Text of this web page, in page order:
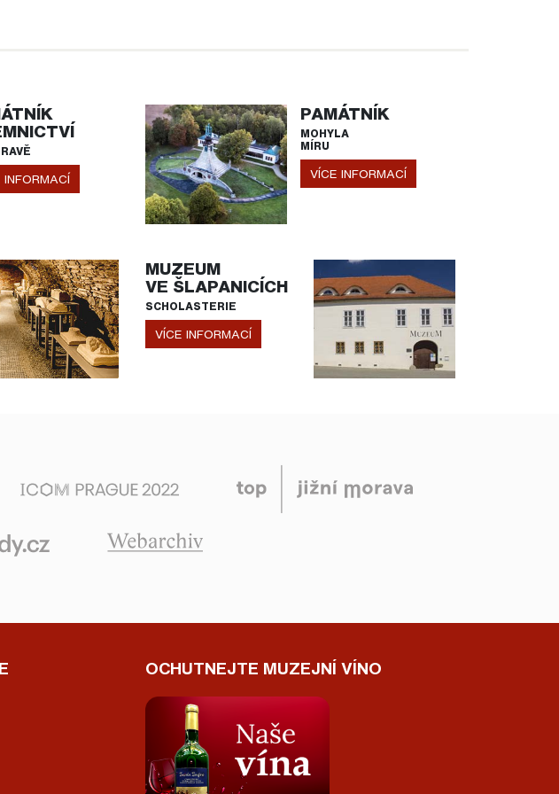
INFORMACÍ
PAMÁTNÍK
MOHYLA
MÍRU
VÍCE INFORMACÍ
MUZEUM
VE ŠLAPANICÍCH
SCHOLASTERIE
VÍCE INFORMACÍ
OCHUTNEJTE MUZEJNÍ VÍNO